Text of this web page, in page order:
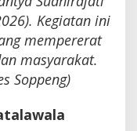
Kegiatan ini
mempererat
masyarakat.
Soppeng)